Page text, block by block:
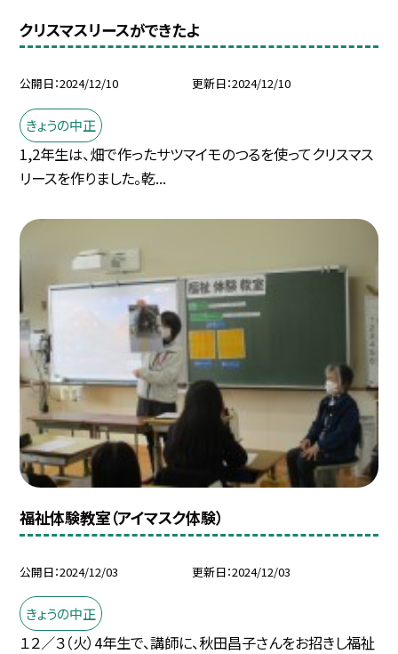
クリスマスリースができたよ
公開日 2024/12/10 更新日 2024/12/10
きょうの中正
1,2年生は、畑で作ったサツマイモのつるを使ってクリスマス
リースを作りました。乾...
福祉体験教室（アイマスク体験）
公開日 2024/12/03 更新日 2024/12/03
きょうの中正
１２／３（火）4年生で、講師に、秋田昌子さんをお招きし福祉